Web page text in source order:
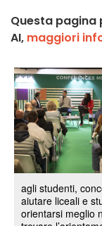
Questa pagina
AI, maggiori